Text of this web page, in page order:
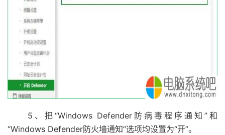
5、把“Windows Defender防病毒程序通知”和
“Windows Defender防火墙通知”选项均设置为“开”。